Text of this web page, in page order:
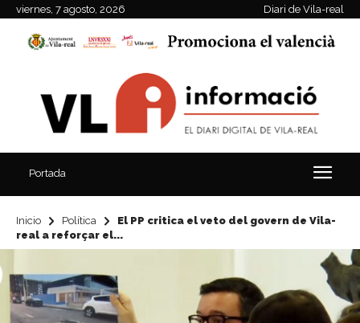
viernes, 7 agosto, 2026 Diari de Vila-real
Portada
Inicio Política
El PP critica el veto del govern de Vila-
real a reforçar el...